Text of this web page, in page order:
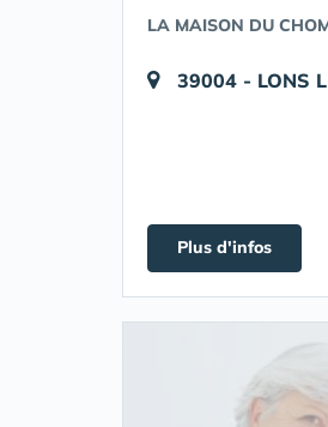
LA MAISON DU
39004 - LONS
Plus d'infos